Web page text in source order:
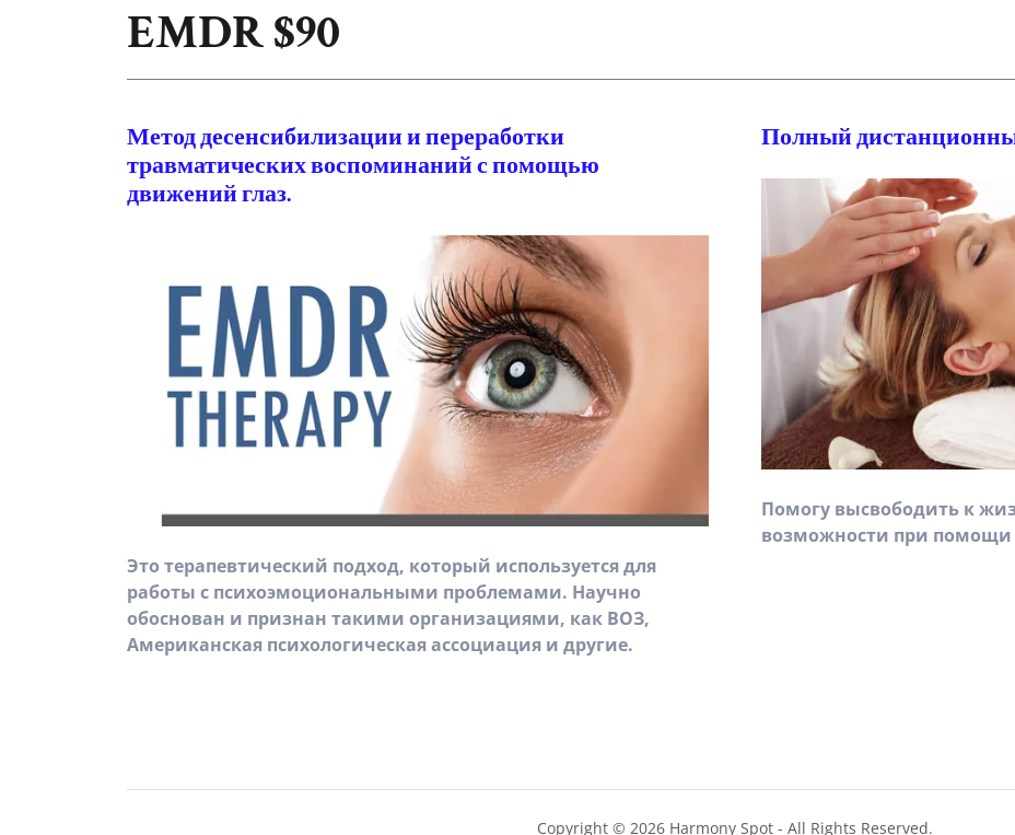
EMDR $90
Метод десенсибилизации и переработки
травматических воспоминаний с помощью
движений глаз.
Это терапевтический подход, который используется для
работы с психоэмоциональными проблемами. Hаучно
обоснован и признан такими организациями, как ВОЗ,
Американская психологическая ассоциация и другие.
Полный
Помогу высвободить к
возможности при помощи
Copyright © 2026 Harmony Spot - All Rights Reserved.